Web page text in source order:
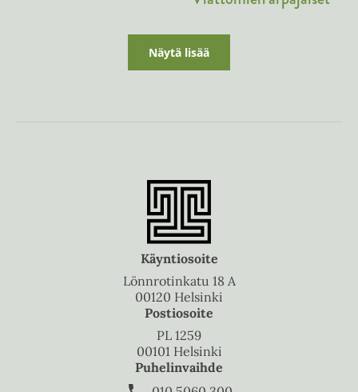
Näytä lisää
Käyntiosoite
Lönnrotinkatu 18 A
00120 Helsinki
Postiosoite
PL 1259
00101 Helsinki
Puhelinvaihde